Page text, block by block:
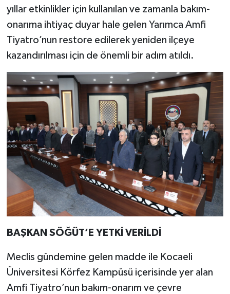
yıllar etkinlikler için kullanılan ve zamanla bakım-
onarıma ihtiyaç duyar hale gelen Yarımca Amfi
Tiyatro’nun restore edilerek yeniden ilçeye
kazandırılması için de önemli bir adım atıldı.
BAŞKAN SÖĞÜT’E YETKİ VERİLDİ
Meclis gündemine gelen madde ile Kocaeli
Üniversitesi Körfez Kampüsü içerisinde yer alan
Amfi Tiyatro’nun bakım-onarım ve çevre